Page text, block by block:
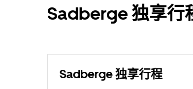
Sadberge 独享行
Sadberge 独享行程